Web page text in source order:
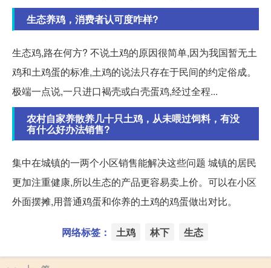
生态养鸡，消费者认可度咋样?
生态鸡,路在何方? 不说土鸡的原因很简单,因为我国暂无土
鸡和土鸡蛋的标准,土鸡的说法只存在于民间的约定俗成。
极端一点说,一只进口褐壳或白壳蛋鸡,经过全程...
农村自家养散养几十只土鸡，从未喂过饲料，有没
有什么好办法销售?
集中在城镇的一两个小区销售能解决这些问题 城镇的居民
更加注重健康,所以生态的产品更容易卖上价。可以在小区
外面摆摊,用普通鸡蛋和你养的土鸡的鸡蛋做出对比。
网络标签： 土鸡 林下 生态